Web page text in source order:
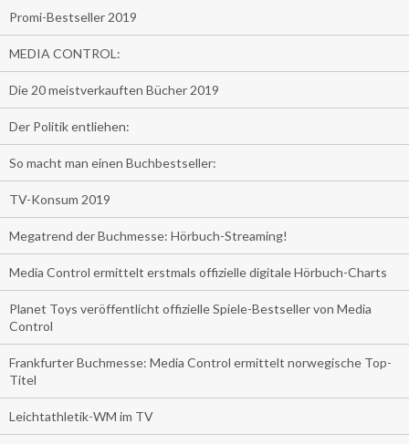
Promi-Bestseller 2019
MEDIA CONTROL:
Die 20 meistverkauften Bücher 2019
Der Politik entliehen:
So macht man einen Buchbestseller:
TV-Konsum 2019
Megatrend der Buchmesse: Hörbuch-Streaming!
Media Control ermittelt erstmals offizielle digitale Hörbuch-Charts
Planet Toys veröffentlicht offizielle Spiele-Bestseller von Media
Control
Frankfurter Buchmesse: Media Control ermittelt norwegische Top-
Titel
Leichtathletik-WM im TV